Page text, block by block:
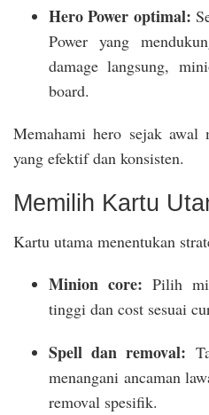
Hero Power optimal:
Power yang
damage langsung,
board.
Memahami hero sejak awal
yang efektif dan konsisten.
Memilih Kartu
Kartu utama menentukan
Minion core: Pilih
tinggi dan cost sesuai
Spell dan removal:
menangani ancaman
removal spesifik.